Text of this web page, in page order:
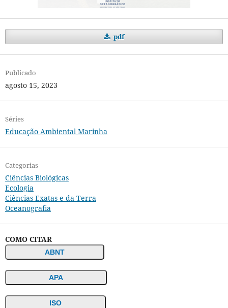
pdf
Publicado
agosto 15, 2023
Séries
Educação Ambiental Marinha
Categorias
Ciências Biológicas
Ecologia
Ciências Exatas e da Terra
Oceanografia
COMO CITAR
ABNT
APA
ISO